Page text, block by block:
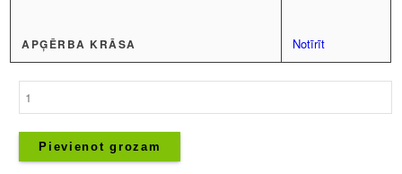
APĢĒRBA KRĀSA Notīrīt
Latvju
Pievienot grozam